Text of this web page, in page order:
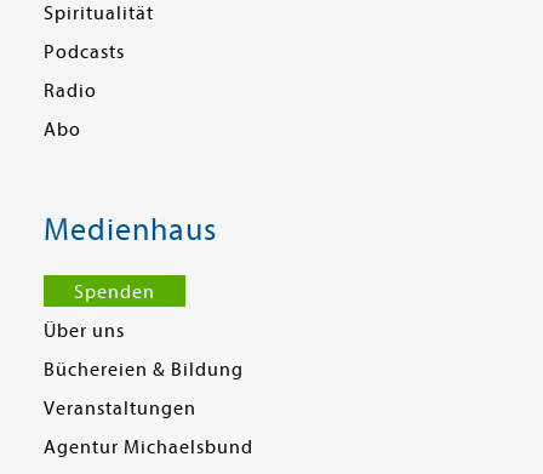
Spiritualität
Podcasts
Radio
Abo
Medienhaus
Spenden
Über uns
Büchereien & Bildung
Veranstaltungen
Agentur Michaelsbund